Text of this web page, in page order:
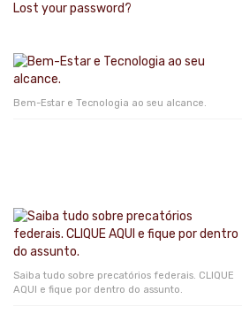
Lost your password?
Bem-Estar e Tecnologia ao seu alcance.
Saiba tudo sobre precatórios federais. CLIQUE
AQUI e fique por dentro do assunto.